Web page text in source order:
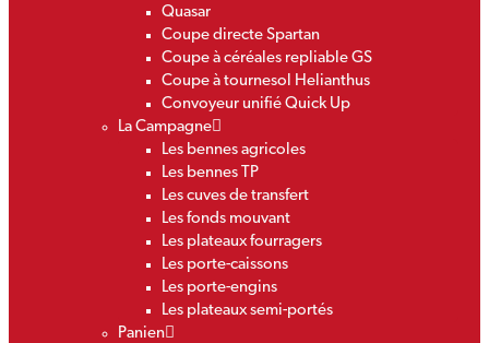
Quasar
Coupe directe Spartan
Coupe à céréales repliable GS
Coupe à tournesol Helianthus
Convoyeur unifié Quick Up
La Campagne
Les bennes agricoles
Les bennes TP
Les cuves de transfert
Les fonds mouvant
Les plateaux fourragers
Les porte-caissons
Les porte-engins
Les plateaux semi-portés
Panien